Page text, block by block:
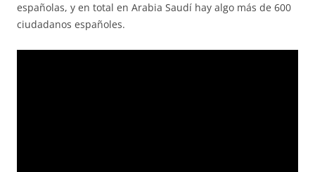
españolas, y en total en Arabia Saudí hay algo más de 600
ciudadanos españoles.